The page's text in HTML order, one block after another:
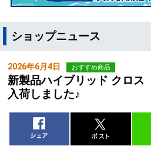
ショップニュース
2026年6月4日 おすすめ商品
新製品ハイブリッド クロス
入荷しました♪